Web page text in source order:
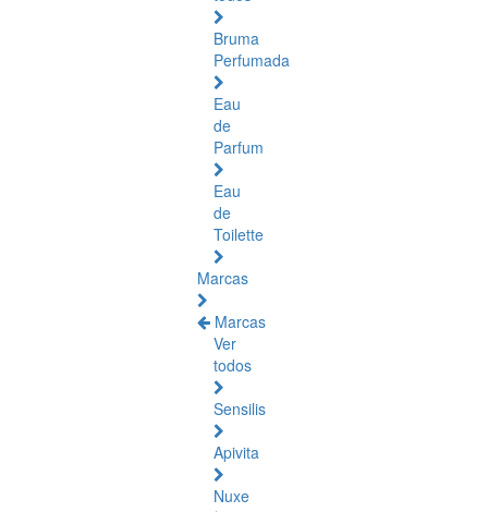
Bruma
Perfumada
Eau
de
Parfum
Eau
de
Toilette
Marcas
Marcas
Ver
todos
Sensilis
Apivita
Nuxe